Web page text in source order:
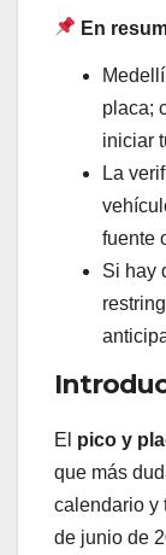
En
placa;
iniciar
La
fuente
Si hay
El pico y
que más
calendario y
de junio de